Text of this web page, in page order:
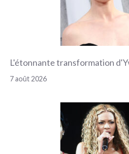
L'étonnante transformation
7 août 2026